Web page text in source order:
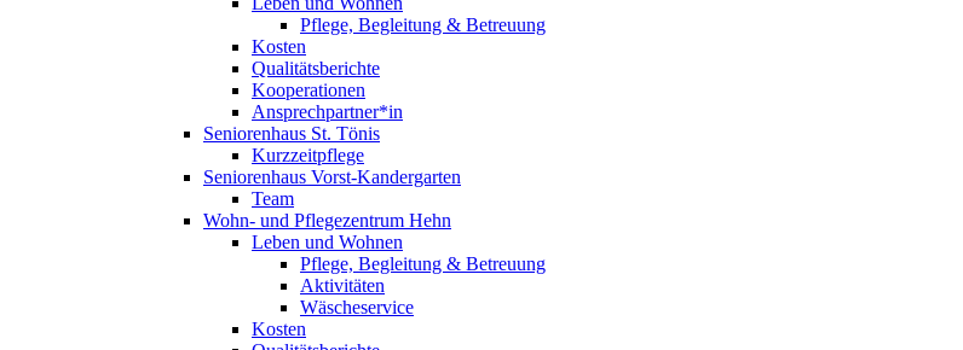
Pflege, Begleitung & Betreuung
Kosten
Qualitätsberichte
Kooperationen
Ansprechpartner*in
Seniorenhaus St. Tönis
Kurzzeitpflege
Seniorenhaus Vorst-Kandergarten
Team
Wohn- und Pflegezentrum Hehn
Leben und Wohnen
Pflege, Begleitung & Betreuung
Aktivitäten
Wäscheservice
Kosten